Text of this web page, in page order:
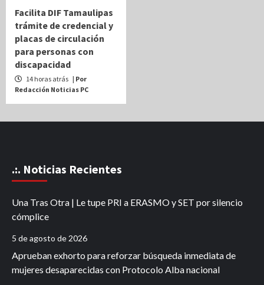
Facilita DIF Tamaulipas
trámite de credencial y
placas de circulación
para personas con
discapacidad
14 horas atrás | Por
Redacción Noticias PC
.:. Noticias Recientes
Una Tras Otra | Le tupe PRI a ERASMO y SET por silencio
cómplice
5 de agosto de 2026
Aprueban exhorto para reforzar búsqueda inmediata de
mujeres desaparecidas con Protocolo Alba nacional